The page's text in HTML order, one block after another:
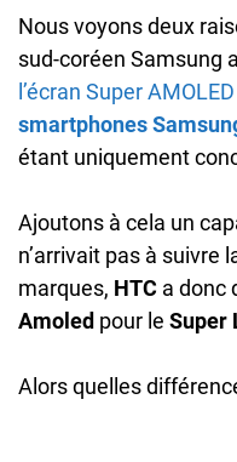
Nous voyons deux
sud-coréen Samsung
l’écran Super AMOLED
smartphones
étant uniquement
Ajoutons à cela un
n’arrivait pas à suivre
marques, HTC a donc
Amoled pour le Super
Alors quelles